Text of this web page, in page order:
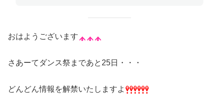
おはようございます
さあーてダンス祭まであと25日・・・
どんどん情報を解禁いたしますよ